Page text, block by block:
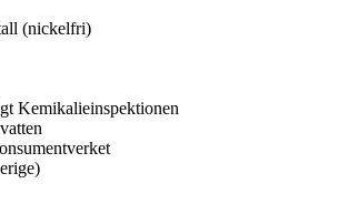
(nickelfri)
Kemikalieinspektionen